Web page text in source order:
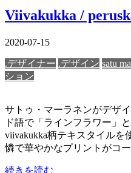
Viivakukka /
2020-07-15
.デザイナー .デザイン satu
ション
サトゥ・マーラネンがデザ
ド語で「ラインフラワー」
viivakukka柄テキスタイルを
憐で華やかなプリントがコ
続きを読む